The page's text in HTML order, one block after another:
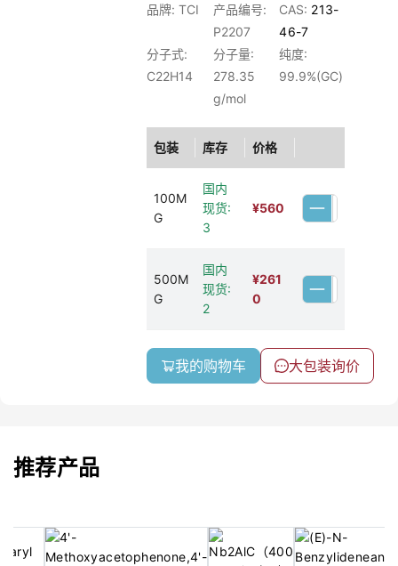
品牌: TCI
产品编号:
P2207
CAS: 213-
46-7
分子式:
C22H14
分子量:
278.35
g/mol
纯度:
99.9%(GC)
包装 库存 价格
100M
G
国内
现货:
3
¥560
500M
G
国内
现货:
2
¥261
0
我的购物车 大包装询价
推荐产品